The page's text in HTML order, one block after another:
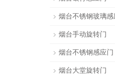
烟台不锈钢玻璃感
烟台手动旋转门
烟台不锈钢感应门
烟台大堂旋转门